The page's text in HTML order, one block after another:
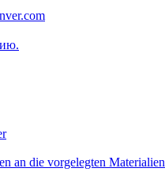
an die vorgelegten Materialien